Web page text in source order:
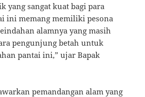
yang sangat kuat bagi para
ini memang memiliki pesona
alamnya yang masih
pengunjung betah untuk
pantai ini,” ujar Bapak
pemandangan alam yang